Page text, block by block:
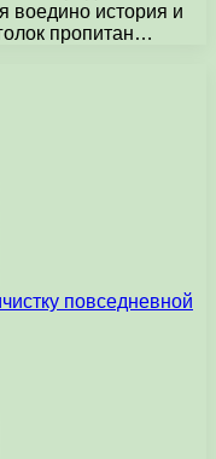
воедино история и
пропитан…
повседневной